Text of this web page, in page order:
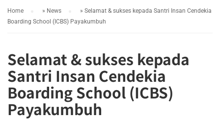
Home » News » Selamat & sukses kepada Santri Insan Cendekia
Boarding School (ICBS) Payakumbuh
Selamat & sukses kepada
Santri Insan Cendekia
Boarding School (ICBS)
Payakumbuh